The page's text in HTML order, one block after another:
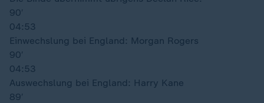
90′
04:53
Einwechslung bei England: Morgan Rogers
90′
04:53
Auswechslung bei England: Harry Kane
89′